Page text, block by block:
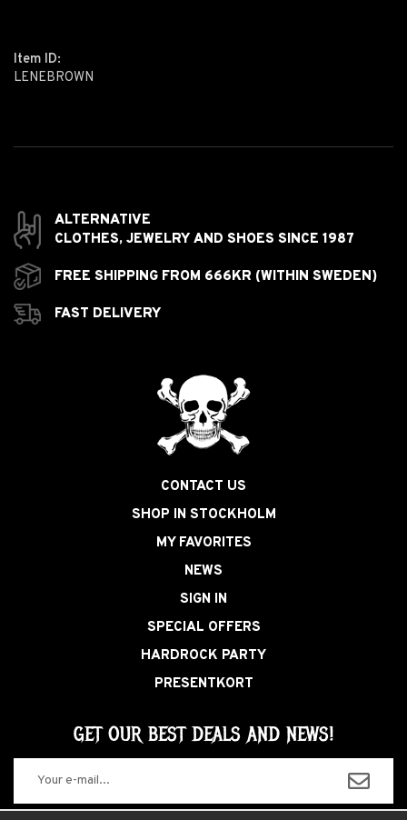
Item ID:
LENEBROWN
ALTERNATIVE
CLOTHES, JEWELRY AND SHOES SINCE 1987
FREE SHIPPING FROM 666KR (WITHIN SWEDEN)
FAST DELIVERY
CONTACT US
SHOP IN STOCKHOLM
MY FAVORITES
NEWS
SIGN IN
SPECIAL OFFERS
HARDROCK PARTY
PRESENTKORT
GET OUR BEST DEALS AND NEWS!